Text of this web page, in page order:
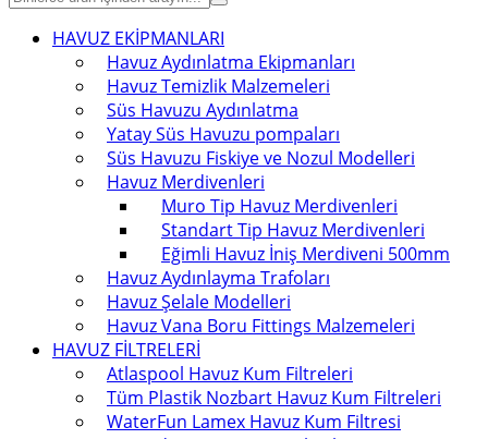
HAVUZ EKİPMANLARI
Havuz Aydınlatma Ekipmanları
Havuz Temizlik Malzemeleri
Süs Havuzu Aydınlatma
Yatay Süs Havuzu pompaları
Süs Havuzu Fiskiye ve Nozul Modelleri
Havuz Merdivenleri
Muro Tip Havuz Merdivenleri
Standart Tip Havuz Merdivenleri
Eğimli Havuz İniş Merdiveni 500mm
Havuz Aydınlayma Trafoları
Havuz Şelale Modelleri
Havuz Vana Boru Fittings Malzemeleri
HAVUZ FİLTRELERİ
Atlaspool Havuz Kum Filtreleri
Tüm Plastik Nozbart Havuz Kum Filtreleri
WaterFun Lamex Havuz Kum Filtresi